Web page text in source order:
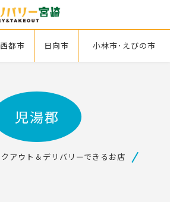
西都市 日向市 小林市･えびの市
児湯郡
アウト＆デリバリーできるお店